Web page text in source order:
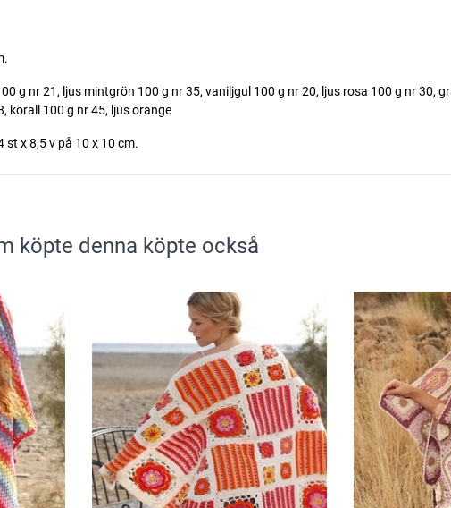
g nr 21, ljus mintgrön 100 g nr 35, vaniljgul 100 g nr 20, ljus rosa 100 g nr 30,
korall 100 g nr 45, ljus orange
x 8,5 v på 10 x 10 cm.
köpte denna köpte också